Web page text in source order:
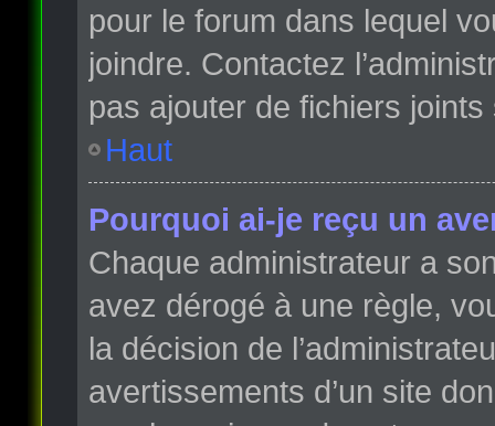
pour le forum dans lequel
joindre. Contactez
pas ajouter de fichiers
Haut
Pourquoi ai-je reçu un
Chaque administrateur a
avez dérogé à une règle,
la décision de
avertissements d’un site